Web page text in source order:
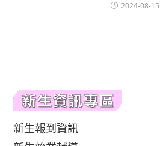
2024-08-15
新生報到資訊